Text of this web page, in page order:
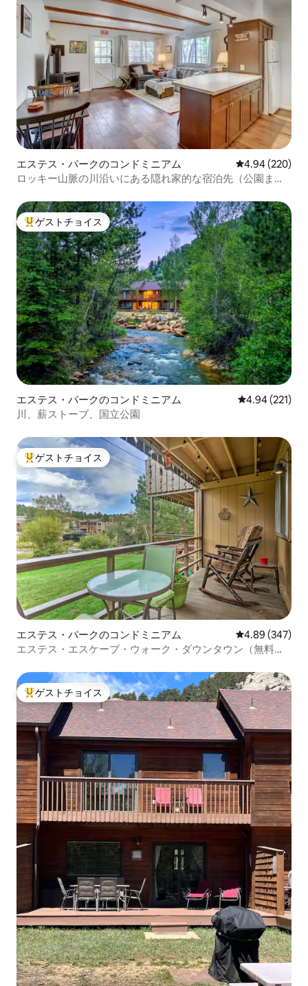
エステス・パークのコンドミニアム レビュー220
4.94 (220)
ロッキー山脈の川沿いにある隠れ家的な宿泊先（公園まで1
大好評のゲストチョイスです。
ゲストチョイス
エステス・パークのコンドミニアム レビュー221
4.94 (221)
川、薪ストーブ、国立公園
大好評のゲストチョイスです。
ゲストチョイス
エステス・パークのコンドミニアム レビュー347
4.89 (347)
エステス・エスケープ・ウォーク・ダウンタウン（無料の
大好評のゲストチョイスです。
ゲストチョイス